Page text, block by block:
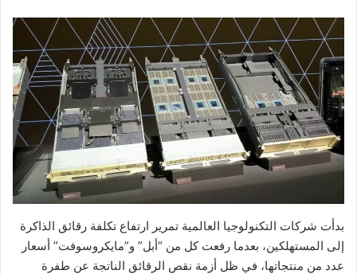
إلكترونيا
بدأت شركات التكنولوجيا العالمية تمرير ارتفاع تكلفة رقائق الذاكرة
إلى المستهلكين، بعدما رفعت كل من “أبل” و”مايكروسوفت” أسعار
عدد من منتجاتها، في ظل أزمة نقص الرقائق الناتجة عن طفرة